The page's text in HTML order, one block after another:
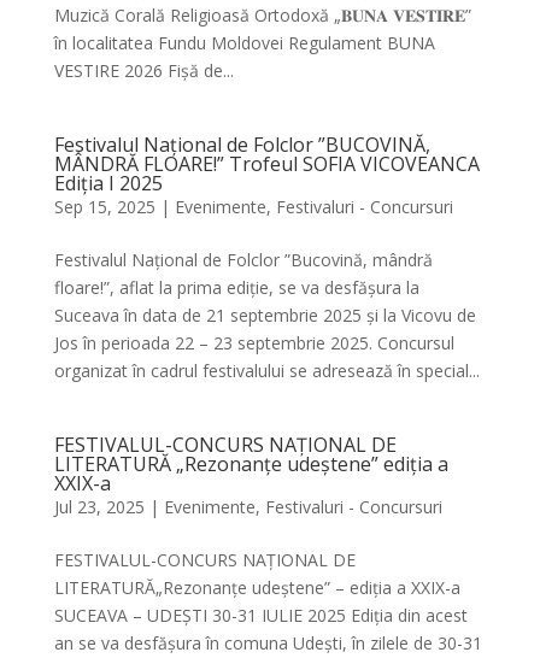
Muzică Corală Religioasă Ortodoxă „𝐁𝐔𝐍𝐀 𝐕𝐄𝐒𝐓𝐈𝐑𝐄”
în localitatea Fundu Moldovei Regulament BUNA
VESTIRE 2026 Fișă de...
Festivalul Național de Folclor ”BUCOVINĂ,
MÂNDRĂ FLOARE!” Trofeul SOFIA VICOVEANCA
Ediția I 2025
Sep 15, 2025 | Evenimente, Festivaluri - Concursuri
Festivalul Național de Folclor ”Bucovină, mândră
floare!”, aflat la prima ediție, se va desfășura la
Suceava în data de 21 septembrie 2025 și la Vicovu de
Jos în perioada 22 – 23 septembrie 2025. Concursul
organizat în cadrul festivalului se adresează în special...
FESTIVALUL-CONCURS NAȚIONAL DE
LITERATURĂ „Rezonanțe udeștene” ediția a
XXIX-a
Jul 23, 2025 | Evenimente, Festivaluri - Concursuri
FESTIVALUL-CONCURS NAȚIONAL DE
LITERATURĂ„Rezonanțe udeștene” – ediția a XXIX-a
SUCEAVA – UDEȘTI 30-31 IULIE 2025 Ediția din acest
an se va desfășura în comuna Udești, în zilele de 30-31